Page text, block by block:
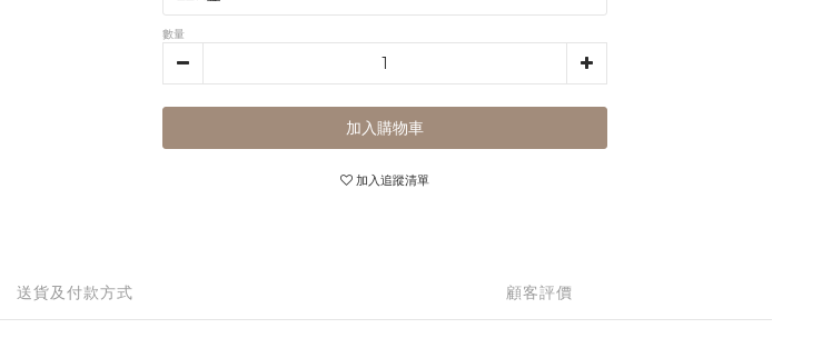
數量
加入購物車
加入追蹤清單
送貨及付款方式 顧客評價